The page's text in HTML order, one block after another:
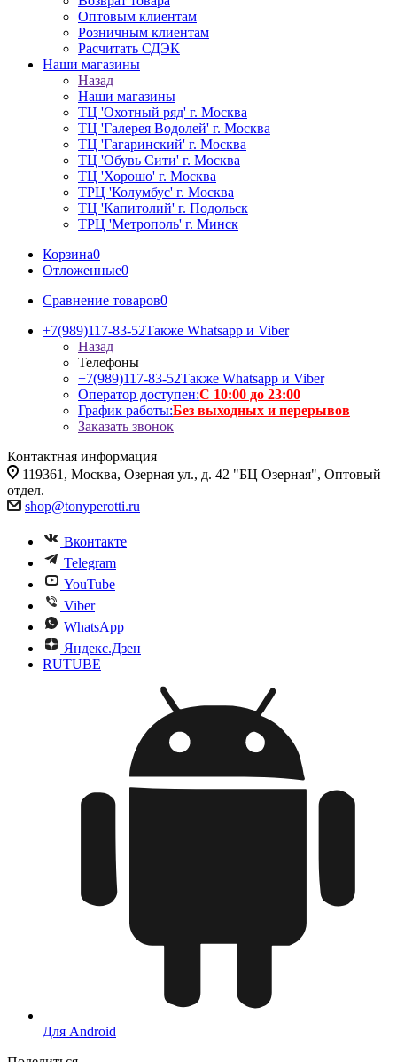
Оптовым клиентам
Розничным клиентам
Расчитать СДЭК
Наши магазины
Назад
Наши магазины
ТЦ 'Охотный ряд' г. Москва
ТЦ 'Галерея Водолей' г. Москва
ТЦ 'Гагаринский' г. Москва
ТЦ 'Обувь Сити' г. Москва
ТЦ 'Хорошо' г. Москва
ТРЦ 'Колумбус' г. Москва
ТЦ 'Капитолий' г. Подольск
ТРЦ 'Метрополь' г. Минск
Корзина0
Отложенные0
Сравнение товаров0
+7(989)117-83-52Также Whatsapp и Viber
Назад
Телефоны
+7(989)117-83-52Также Whatsapp и Viber
Оператор доступен:С 10:00 до 23:00
График работы:Без выходных и перерывов
Заказать звонок
Контактная информация
119361, Москва, Озерная ул., д. 42 "БЦ Озерная", Оптовый
отдел.
shop@tonyperotti.ru
Вконтакте
Telegram
YouTube
Viber
WhatsApp
Яндекс.Дзен
RUTUBE
Для Android